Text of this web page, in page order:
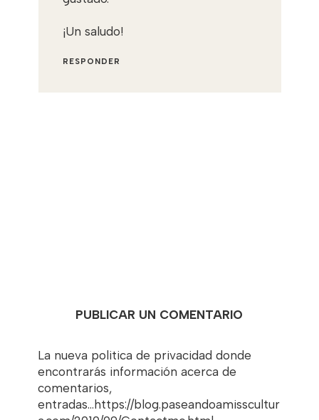
¡Un saludo!
RESPONDER
PUBLICAR UN COMENTARIO
La nueva politica de privacidad donde
encontrarás información acerca de
comentarios,
entradas...https://blog.paseandoamisscultur